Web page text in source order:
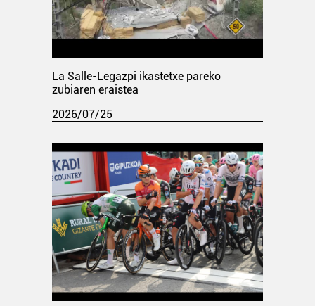
La Salle-Legazpi ikastetxe pareko
zubiaren eraistea
2026/07/25